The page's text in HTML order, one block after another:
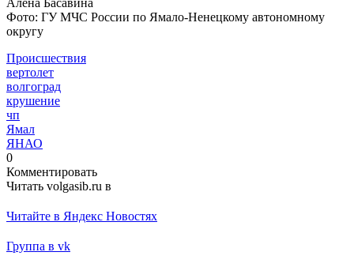
Фото: ГУ МЧС России по Ямало-Ненецкому автономному
округу
Происшествия
вертолет
волгоград
крушение
чп
Ямал
ЯНАО
0
Комментировать
Читать volgasib.ru в
Читайте в Яндекс Новостях
Группа в vk